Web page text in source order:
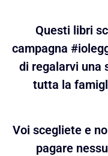
Questi libri
campagna
di regalarvi una
tutta la
Voi scegliete e
pagare